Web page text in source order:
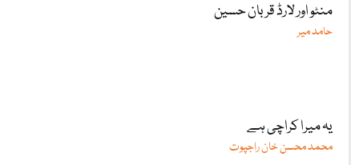
منٹو اور لارڈ قربان حسین
حامد میر
یہ میرا کراچی ہے
محمد محسن خان راجپوت